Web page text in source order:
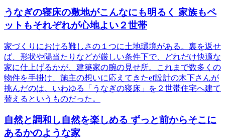
うなぎの寝床の敷地がこんなにも明るく 家族もペ
ットもそれぞれが心地よい２世帯
家づくりにおける難しさの１つに土地環境がある。裏を返せ
ば、形状や陽当たりなどが厳しい条件下で、どれだけ快適な
家に仕上げるかが、建築家の腕の見せ所。これまで数多くの
物件を手掛け、施主の想いに応えてきたef設計の木下さんが
挑んだのは、いわゆる「うなぎの寝床」を２世帯住宅へ建て
替えるというものだった。
自然と調和し自然を楽しめる ずっと前からそこに
あるかのような家